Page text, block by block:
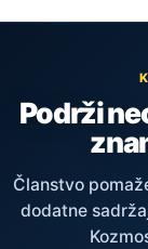
Podrži
Članstvo
dodatne